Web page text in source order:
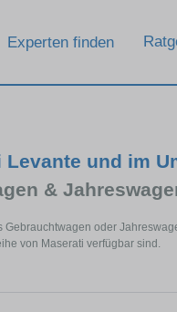
Experten finden
Levante und im
&
oder
von Maserati verfügbar sind.